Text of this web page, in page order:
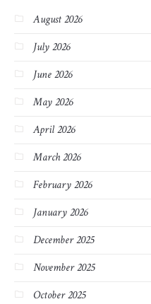
August 2026
July 2026
June 2026
May 2026
April 2026
March 2026
February 2026
January 2026
December 2025
November 2025
October 2025